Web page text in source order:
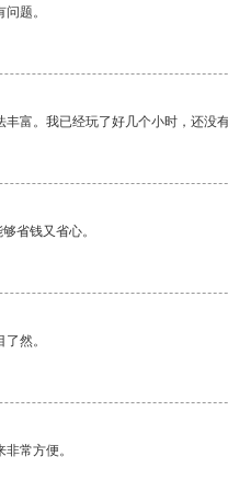
题。
富。我已经玩了好几个小时，还没
省钱又省心。
然。
常方便。